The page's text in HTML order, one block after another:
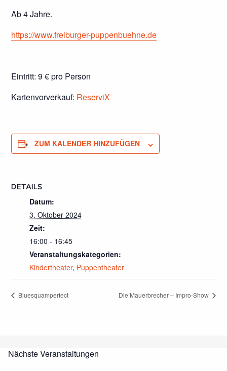
Ab 4 Jahre.
https://www.freiburger-puppenbuehne.de
Eintritt: 9 € pro Person
Kartenvorverkauf: ReserviX
ZUM KALENDER HINZUFÜGEN
DETAILS
Datum:
3. Oktober 2024
Zeit:
16:00 - 16:45
Veranstaltungskategorien:
Kindertheater, Puppentheater
Bluesquamperfect Die Mauerbrecher – Impro-Show
Nächste Veranstaltungen